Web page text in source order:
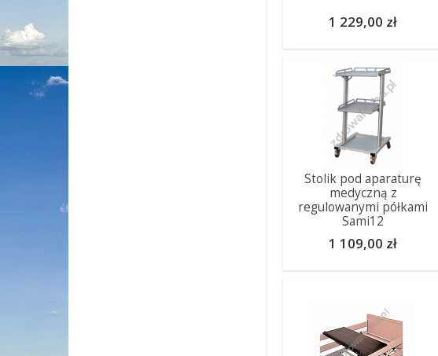
1 229,00 zł
Stolik pod aparaturę
medyczną z
regulowanymi półkami
Sami12
1 109,00 zł